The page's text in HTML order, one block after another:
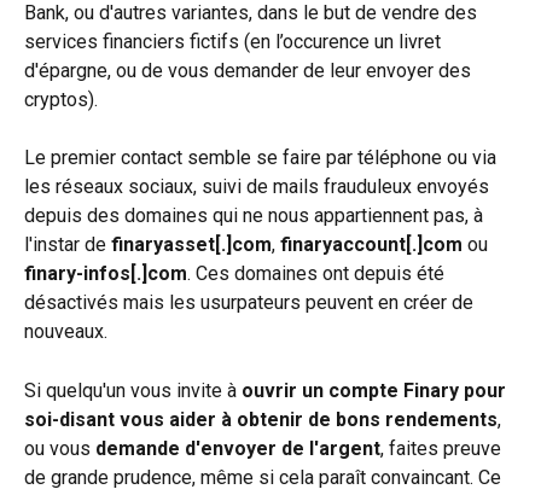
Bank, ou d'autres variantes, dans le but de vendre des
services financiers fictifs (en l’occurence un livret
d'épargne, ou de vous demander de leur envoyer des
cryptos).
Le premier contact semble se faire par téléphone ou via
les réseaux sociaux, suivi de mails frauduleux envoyés
depuis des domaines qui ne nous appartiennent pas, à
l'instar de finaryasset[.]com, finaryaccount[.]com ou
finary-infos[.]com. Ces domaines ont depuis été
désactivés mais les usurpateurs peuvent en créer de
nouveaux.
Si quelqu'un vous invite à ouvrir un compte Finary pour
soi-disant vous aider à obtenir de bons rendements,
ou vous demande d'envoyer de l'argent, faites preuve
de grande prudence, même si cela paraît convaincant. Ce